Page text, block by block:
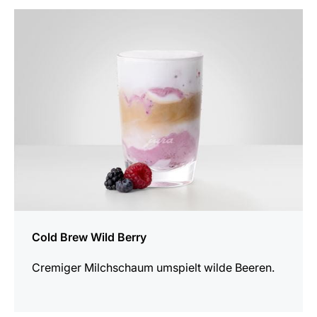
Cold Brew Wild Berry
Cremiger Milchschaum umspielt wilde Beeren.